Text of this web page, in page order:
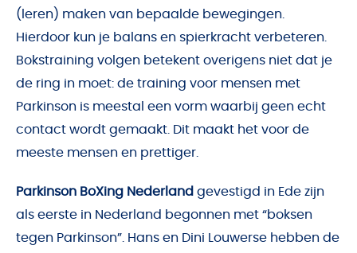
(leren) maken van bepaalde bewegingen.
Hierdoor kun je balans en spierkracht verbeteren.
Bokstraining volgen betekent overigens niet dat je
de ring in moet: de training voor mensen met
Parkinson is meestal een vorm waarbij geen echt
contact wordt gemaakt. Dit maakt het voor de
meeste mensen en prettiger.
Parkinson BoXing Nederland gevestigd in Ede zijn
als eerste in Nederland begonnen met “boksen
tegen Parkinson”. Hans en Dini Louwerse hebben de